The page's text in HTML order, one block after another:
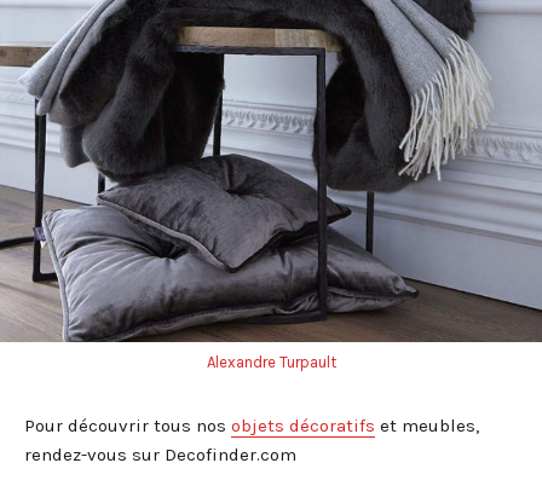
Alexandre Turpault
Pour découvrir tous nos objets décoratifs et meubles,
rendez-vous sur Decofinder.com